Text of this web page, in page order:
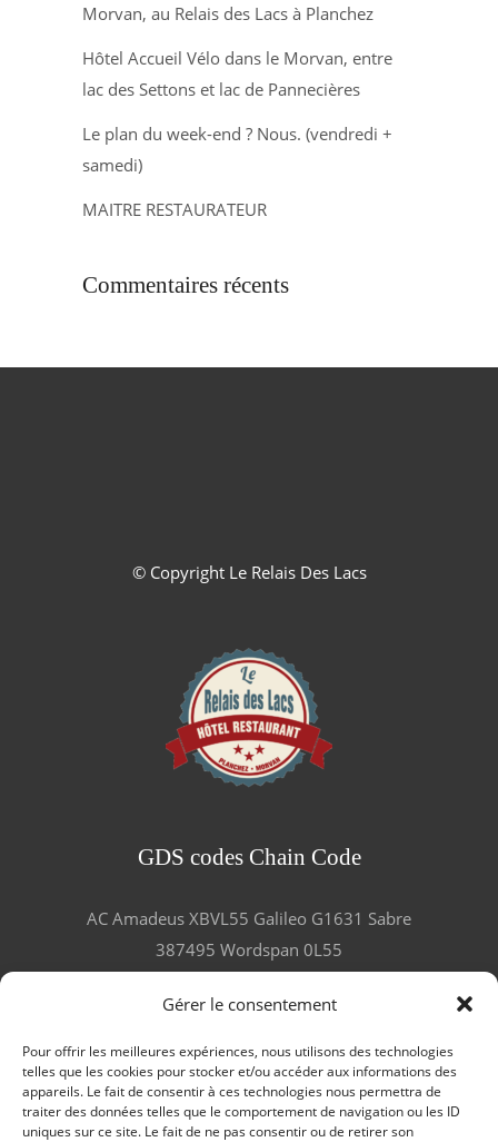
Gérer le consentement
Pour offrir les meilleures expériences, nous utilisons des technologies
telles que les cookies pour stocker et/ou accéder aux informations des
appareils. Le fait de consentir à ces technologies nous permettra de
traiter des données telles que le comportement de navigation ou les ID
uniques sur ce site. Le fait de ne pas consentir ou de retirer son
Morvan, au Relais des Lacs à Planchez
Hôtel Accueil Vélo dans le Morvan, entre
lac des Settons et lac de Pannecières
Le plan du week-end ? Nous. (vendredi +
samedi)
MAITRE RESTAURATEUR
Commentaires récents
© Copyright Le Relais Des Lacs
GDS codes Chain Code
AC Amadeus XBVL55 Galileo G1631 Sabre
387495 Wordspan 0L55
LES GOURMANDS ET VOYAGEURS
TÉMOIGNENT !
SERVICES F.A.Q